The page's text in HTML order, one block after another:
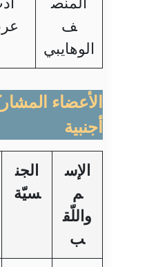
ف
الوهايبي
الأعضاء
أجنبية
الإس
م
واللّق
ب
الجن
سيّة